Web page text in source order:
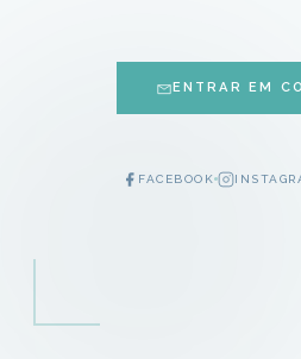
ENTRAR EM
FACEBOOK